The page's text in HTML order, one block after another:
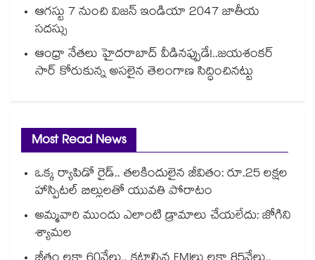
ఆగస్టు 7 నుంచి విజన్ ఇండియా 2047 జాతీయ
సదస్సు
ఆంధ్రా నేతలు హైదరాబాద్ వీడినప్పుడే!..జయశంకర్
సార్ కోరుకున్న అసలైన తెలంగాణ సిద్ధించినట్టు
Most Read News
ఒక్క ర్యాపిడో రైడ్.. తలకిందులైన జీవితం: రూ.25 లక్షల
హాస్పిటల్ బిల్లులతో యువతి పోరాటం
అమ్మవారి ముందు ఎలాంటి డ్రామాలు చేయలేదు: జోగిని
శ్యామల